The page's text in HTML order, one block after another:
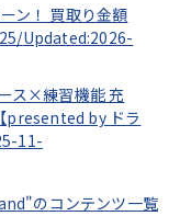
ン！ 買取り金額
Updated:2026-
ス×練習機能 充
presented by ドラ
11-
のコンテンツ一覧